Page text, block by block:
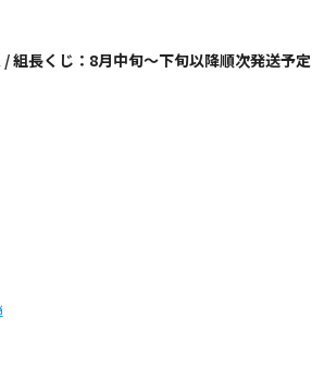
組長くじ：8月中旬～下旬以降順次発送予定